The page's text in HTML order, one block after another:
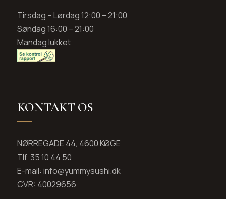
Tirsdag – Lørdag 12:00 – 21:00
Søndag 16:00 – 21:00
Mandag lukket
KONTAKT OS
NØRREGADE 44, 4600 KØGE
Tlf. 35 10 44 50
E-mail: info@yummysushi.dk
CVR: 40029656